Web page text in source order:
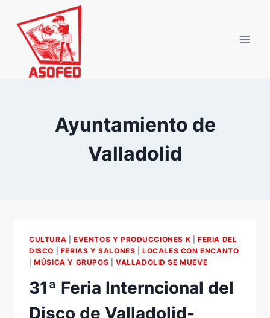
contenido
Ayuntamiento de
Valladolid
CULTURA EVENTOS Y PRODUCCIONES K |FERIA DEL
DISCO
FERIAS Y SALONES |LOCALES CON ENCANTO
|MÚSICA Y GRUPOS VALLADOLID SE MUEVE
31ª Feria Interncional del
Disco de Valladolid-